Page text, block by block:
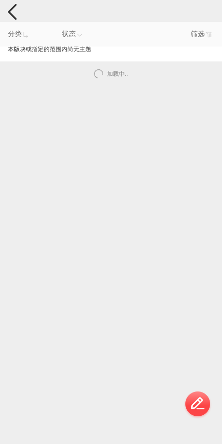
手机反馈
分类 状态 筛选
本版块或指定的范围内尚无主题
加载中..